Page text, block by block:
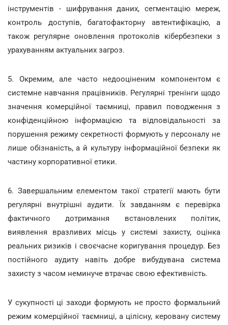
інструментів - шифрування даних, сегментацію мереж,
контроль доступів, багатофакторну автентифікацію, а
також регулярне оновлення протоколів кібербезпеки з
урахуванням актуальних загроз.
5. Окремим, але часто недооціненим компонентом є
системне навчання працівників. Регулярні тренінги щодо
значення комерційної таємниці, правил поводження з
конфіденційною інформацією та відповідальності за
порушення режиму секретності формують у персоналу не
лише обізнаність, а й культуру інформаційної безпеки як
частину корпоративної етики.
6. Завершальним елементом такої стратегії мають бути
регулярні внутрішні аудити. Їх завданням є перевірка
фактичного дотримання встановлених політик,
виявлення вразливих місць у системі захисту, оцінка
реальних ризиків і своєчасне коригування процедур. Без
постійного аудиту навіть добре вибудувана система
захисту з часом неминуче втрачає свою ефективність.
У сукупності ці заходи формують не просто формальний
режим комерційної таємниці, а цілісну, керовану систему